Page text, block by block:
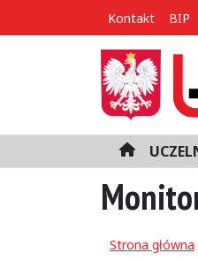
Kontakt BIP
H
o
m
e
Strona główna